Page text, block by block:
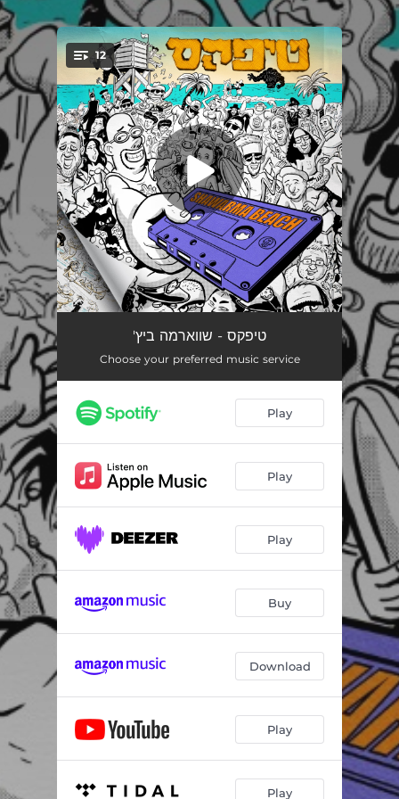
You're all set!
12
ברוס לי 03:51
מביא ת׳מכה 02:38
שן אחת 03:36
הייטק דבקה (feat. עידו מימון) 03:24
שווארמה ביץ׳
פאנלים 03:17
03:15
05:15
אהרון אהרון 02:50
'טיפקס - שווארמה ביץ
Choose your preferred music service
Play
Play
Play
Buy
Download
Play
Play
.